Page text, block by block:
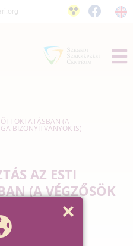
(A
BIZONYÍTVÁNYOK IS)
AZ ESTI
(A VÉGZŐSÖK